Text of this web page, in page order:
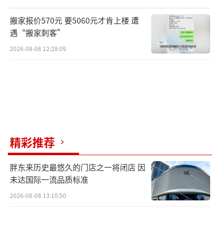
搬家报价570元 要5060元才肯上楼 遭
遇“搬家刺客”
2026-08-08 12:28:09
精彩推荐
胖东来历史最悠久的门店之一将闭店 因
未达国际一流品质标准
2026-08-08 13:10:50